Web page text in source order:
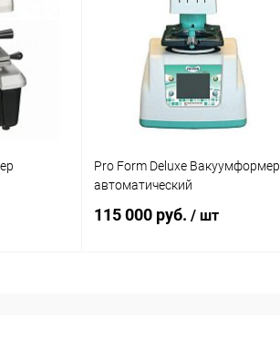
Pro Form Deluxe Вакуумформер
автоматический
115 000 руб. / шт